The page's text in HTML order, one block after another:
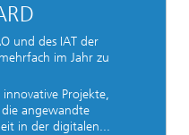
und des IAT der
im Jahr zu
Projekte,
angewandte
in der digitalen...